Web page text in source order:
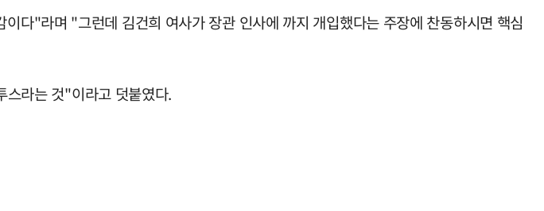
다"라며 "그런데 김건희 여사가 장관 인사에 까지 개입했다는 주장에 찬동하시면 핵심
스라는 것"이라고 덧붙였다.